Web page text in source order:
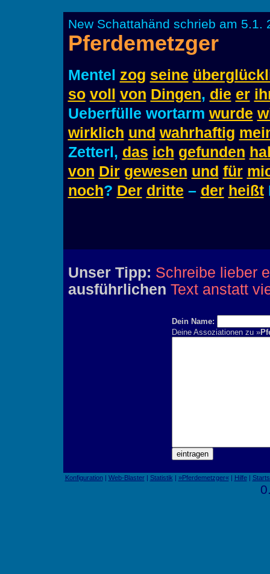
New Schattahänd schrieb am 5.1.
Pferdemetzger
Mentel zog seine
so voll von Dingen, die er
Ueberfülle wortarm wurde
wirklich und wahrhaftig
Zetterl, das ich gefunden
von Dir gewesen und für
noch? Der dritte – der heißt
Unser Tipp: Schreibe lieber
ausführlichen Text anstatt
Dein Name:
Deine Assoziationen zu »
Konfiguration| Web-Blaster| Statistik | »Pferdemetzger«| Hilfe|